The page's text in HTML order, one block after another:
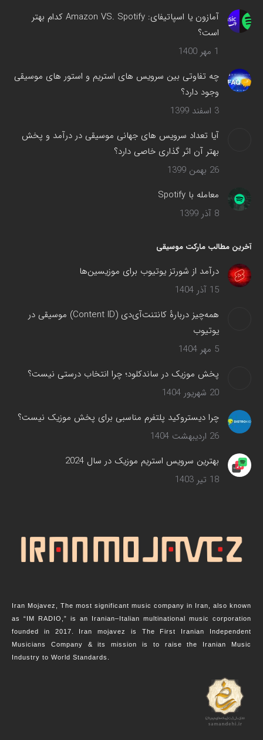
می‌شود
آمازون یا اسپاتیفای: Amazon VS. Spotify کدام بهتر
است؟
1 مهر 1400
چه تفاوتی بین سرویس های استریم و استور های موسیقی
وجود دارد؟
3 اسفند 1399
آیا تعداد سرویس های جهانی موسیقی در درآمد و پخش
بهتر آن اثر گذاری خاصی دارد؟
26 بهمن 1399
معامله با Spotify
8 آذر 1399
آخرین مطالب مارکت موسیقی
درآمد از شورتز یوتیوب برای موزیسین‌ها
15 آذر 1404
همه‌چیز دربارهٔ کانتنت‌آی‌دی (Content ID) موسیقی در
یوتیوب
5 مهر 1404
پخش موزیک در ساندکلود؛ چرا انتخاب درستی نیست؟
20 شهریور 1404
چرا دیستروکید پلتفرم مناسبی برای پخش موزیک نیست؟
26 اردیبهشت 1404
بهترین سرویس‌ استریم موزیک در سال 2024
18 تیر 1403
Iran Mojavez, The most significant music company in Iran, also known
as “IM RADIO,” is an Iranian–Italian multinational music corporation
founded in 2017. Iran mojavez is The First Iranian Independent
Musicians Company & its mission is to raise the Iranian Music
Industry to World Standards.